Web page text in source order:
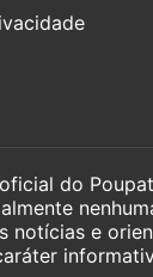
do
notícias e